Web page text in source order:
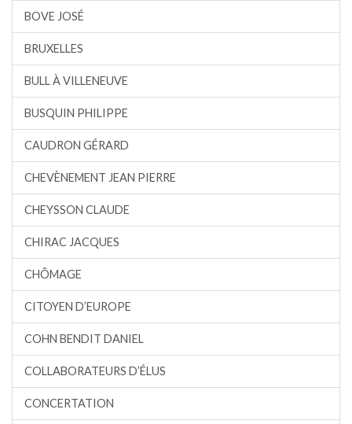
BOVE JOSÉ
BRUXELLES
BULL À VILLENEUVE
BUSQUIN PHILIPPE
CAUDRON GÉRARD
CHEVÈNEMENT JEAN PIERRE
CHEYSSON CLAUDE
CHIRAC JACQUES
CHÔMAGE
CITOYEN D’EUROPE
COHN BENDIT DANIEL
COLLABORATEURS D’ÉLUS
CONCERTATION